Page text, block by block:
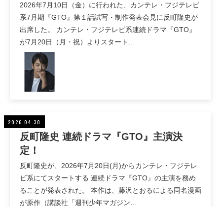
2026年7月10日（金）に行われた、カンテレ・フジテレビ
系7月期『GTO』第１話試写・制作発表会見に反町隆史が
出席した。 カンテレ・フジテレビ系連続ドラマ『GTO』
が7月20日（月・祝）よりスタート…
2026.04.30
反町隆史 連続ドラマ『GTO』主演決
定！
反町隆史が、2026年7月20日(月)からカンテレ・フジテレ
ビ系にてスタートする 連続ドラマ『GTO』の主演を務め
ることが発表された。 本作は、藤沢とおるによる同名漫画
が原作（講談社「週刊少年マガジン…